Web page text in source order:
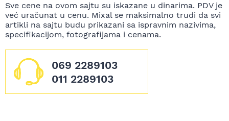
Sve cene na ovom sajtu su iskazane u dinarima. PDV je
već uračunat u cenu. Mixal se maksimalno trudi da svi
artikli na sajtu budu prikazani sa ispravnim nazivima,
specifikacijom, fotografijama i cenama.
069 2289103
011 2289103